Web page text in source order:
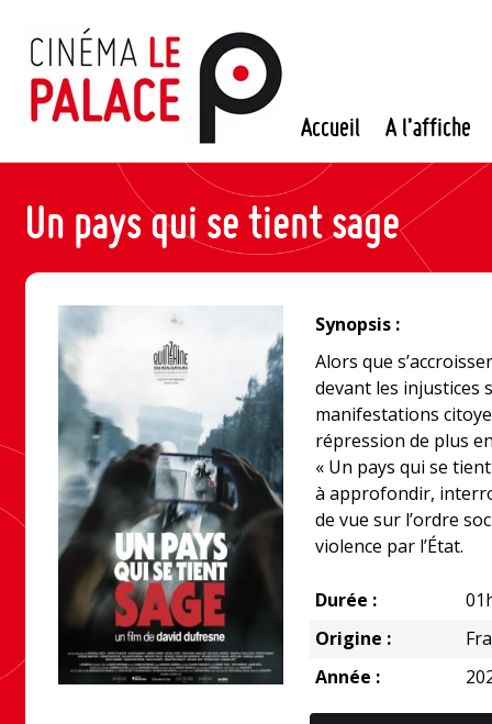
contenu
Accueil A l’affiche
Un pays qui se tient sage
Synopsis :
Alors que
devant les injustices
manifestations
répression de plus
« Un pays qui se
à approfondir,
de vue sur l’ordre
violence par l’État.
Durée :
Origine :
Année :